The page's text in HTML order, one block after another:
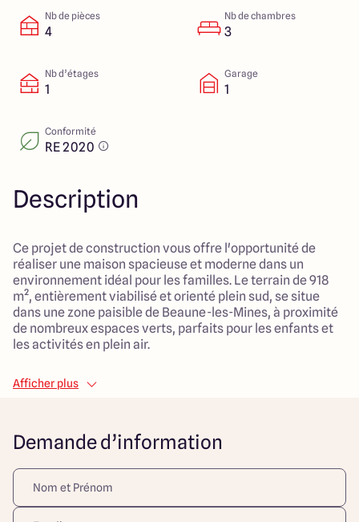
Nb de pièces
4
Nb de chambres
3
Nb d’étages
1
Garage
1
Conformité
RE 2020
Description
Ce projet de construction vous offre l'opportunité de
réaliser une maison spacieuse et moderne dans un
environnement idéal pour les familles. Le terrain de 918
m², entièrement viabilisé et orienté plein sud, se situe
dans une zone paisible de Beaune-les-Mines, à proximité
de nombreux espaces verts, parfaits pour les enfants et
les activités en plein air.
La maison à construire développe une surface habitable
de 110 m², agencée judicieusement pour offrir confort et
intimité. Le vaste salon de 50 m² sera le cœur de votre
moments en famille. Le garage intégré assure un
rangement pratique et sécurisé pour vos véhicules.
Afficher plus
Demande d’information